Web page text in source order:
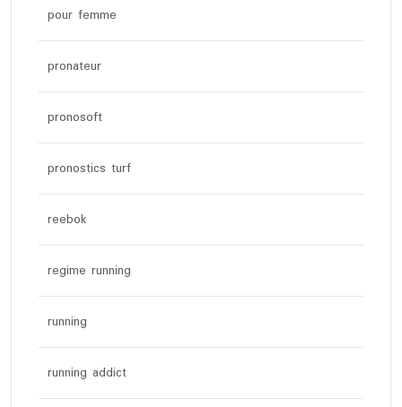
pour femme
pronateur
pronosoft
pronostics turf
reebok
regime running
running
running addict